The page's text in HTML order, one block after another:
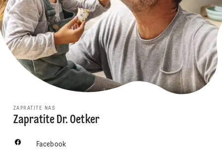
ZAPRATITE NAS
Zapratite Dr. Oetker
Facebook